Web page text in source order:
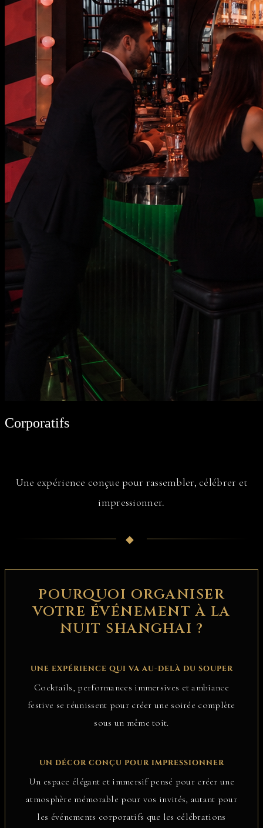
Corporatifs
Une expérience conçue pour rassembler, célébrer et
impressionner.
◆
POURQUOI ORGANISER
VOTRE ÉVÉNEMENT À LA
NUIT SHANGHAI ?
UNE EXPÉRIENCE QUI VA AU-DELÀ DU SOUPER
Cocktails, performances immersives et ambiance
festive se réunissent pour créer une soirée complète
sous un même toit.
UN DÉCOR CONÇU POUR IMPRESSIONNER
Un espace élégant et immersif pensé pour créer une
atmosphère mémorable pour vos invités, autant pour
les événements corporatifs que les célébrations